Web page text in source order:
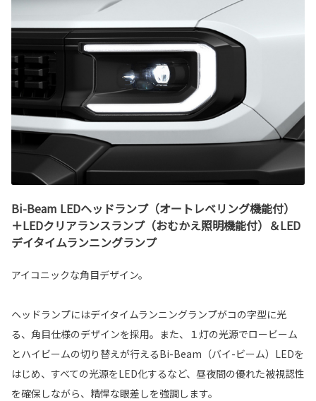
Bi-Beam LEDヘッドランプ（オートレベリング機能付）
＋LEDクリアランスランプ（おむかえ照明機能付）＆LED
デイタイムランニングランプ
アイコニックな角目デザイン。
ヘッドランプにはデイタイムランニングランプがコの字型に光
る、角目仕様のデザインを採用。また、１灯の光源でロービーム
とハイビームの切り替えが行えるBi-Beam（バイ-ビーム）LEDを
はじめ、すべての光源をLED化するなど、昼夜間の優れた被視認性
を確保しながら、精悍な眼差しを強調します。